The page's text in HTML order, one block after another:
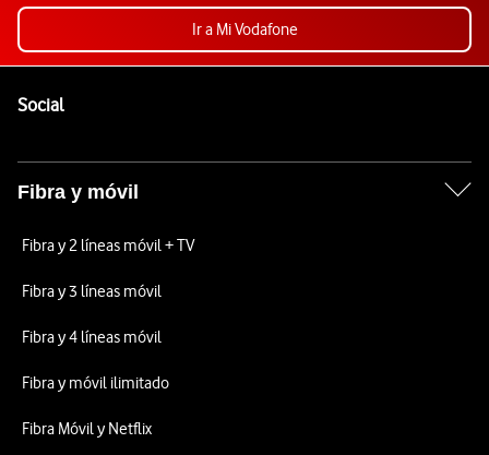
Ir a Mi Vodafone
SocialEnlaces a las redes sociales de Vodafone
Fibra y móvil
Fibra y 2 líneas móvil + TV
Fibra y 3 líneas móvil
Fibra y 4 líneas móvil
Fibra y móvil ilimitado
Fibra Móvil y Netflix